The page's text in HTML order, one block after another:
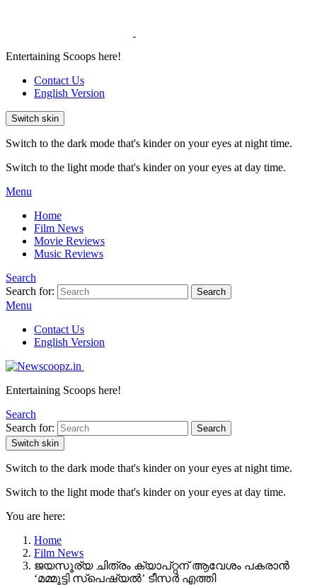
Entertaining Scoops here!
Contact Us
English Version
Switch skin
Switch to the dark mode that's kinder on your eyes at night time.
Switch to the light mode that's kinder on your eyes at day time.
Menu
Home
Film News
Movie Reviews
Music Reviews
Search
Search for:
Search
Menu
Contact Us
English Version
Entertaining Scoops here!
Search
Search for:
Search
Switch skin
Switch to the dark mode that's kinder on your eyes at night time.
Switch to the light mode that's kinder on your eyes at day time.
You are here:
Home
Film News
ജയസൂര്യ ചിത്രം ക്യാപ്റ്റന് ആവേശം പകരാൻ
‘മമ്മൂട്ടി സ്പെഷ്യൽ’ ടീസർ എത്തി